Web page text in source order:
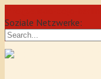
Soziale Netzwerke: